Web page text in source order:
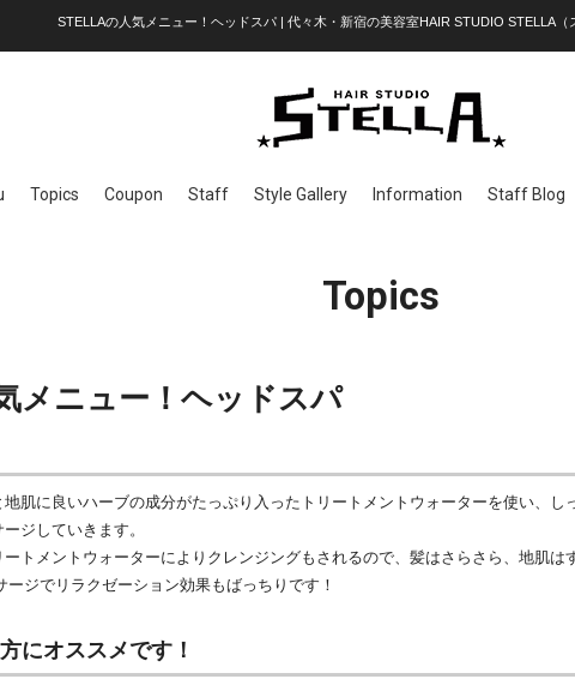
STELLAの人気メニュー！ヘッドスパ | 代々木・新宿の美容室HAIR STUDIO STELLA
Topics Coupon Staff Style Gallery Information Staff Blog
Topics
メニュー！ヘッドスパ
地肌に良いハーブの成分がたっぷり入ったトリートメントウォーターを使い、し
ージしていきます。
ートメントウォーターによりクレンジングもされるので、髪はさらさら、地肌は
ジでリラクゼーション効果もばっちりです！
にオススメです！